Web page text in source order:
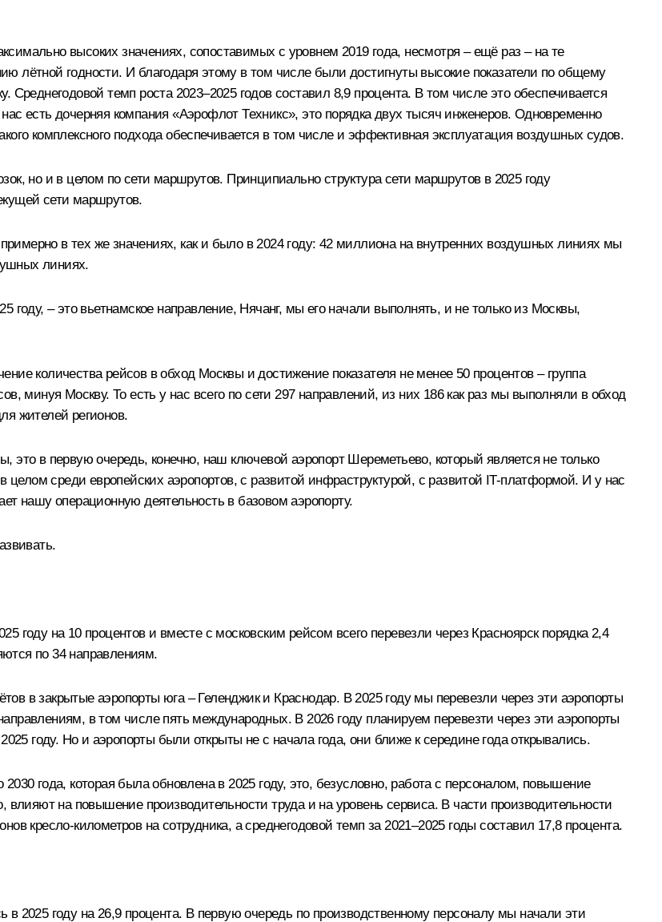
высоких значениях, сопоставимых с уровнем 2019 года, несмотря – ещё раз – на те
лётной годности. И благодаря этому в том числе были достигнуты высокие показатели по общему
темп роста 2023–2025 годов составил 8,9 процента. В том числе это обеспечивается
есть дочерняя компания «Аэрофлот Техникс», это порядка двух тысяч инженеров. Одновременно
комплексного подхода обеспечивается в том числе и эффективная эксплуатация воздушных судов.
но и в целом по сети маршрутов. Принципиально структура сети маршрутов в 2025 году
сети маршрутов.
в тех же значениях, как и было в 2024 году: 42 миллиона на внутренних воздушных линиях мы
линиях.
году, – это вьетнамское направление, Нячанг, мы его начали выполнять, и не только из Москвы,
количества рейсов в обход Москвы и достижение показателя не менее 50 процентов – группа
минуя Москву. То есть у нас всего по сети 297 направлений, из них 186 как раз мы выполняли в обход
жителей регионов.
в первую очередь, конечно, наш ключевой аэропорт Шереметьево, который является не только
среди европейских аэропортов, с развитой инфраструктурой, с развитой IT-платформой. И у нас
нашу операционную деятельность в базовом аэропорту.
году на 10 процентов и вместе с московским рейсом всего перевезли через Красноярск порядка 2,4
по 34 направлениям.
в закрытые аэропорты юга – Геленджик и Краснодар. В 2025 году мы перевезли через эти аэропорты
в том числе пять международных. В 2026 году планируем перевезти через эти аэропорты
году. Но и аэропорты были открыты не с начала года, они ближе к середине года открывались.
года, которая была обновлена в 2025 году, это, безусловно, работа с персоналом, повышение
влияют на повышение производительности труда и на уровень сервиса. В части производительности
кресло-километров на сотрудника, а среднегодовой темп за 2021–2025 годы составил 17,8 процента.
в 2025 году на 26,9 процента. В первую очередь по производственному персоналу мы начали эти